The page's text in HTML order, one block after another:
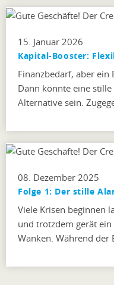
15. Januar 2026
Kapital-Booster:
Finanzbedarf, aber
Dann könnte eine
Alternative sein.
08. Dezember 2025
Folge 1: Der stille
Viele Krisen beginnen
und trotzdem gerät
Wanken. Während